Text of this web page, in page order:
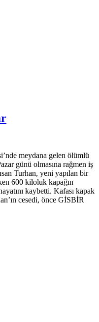
meydana gelen ölümlü
günü olmasına rağmen iş
Turhan, yeni yapılan bir
600 kiloluk kapağın
kaybetti. Kafası kapak
cesedi, önce GİSBİR